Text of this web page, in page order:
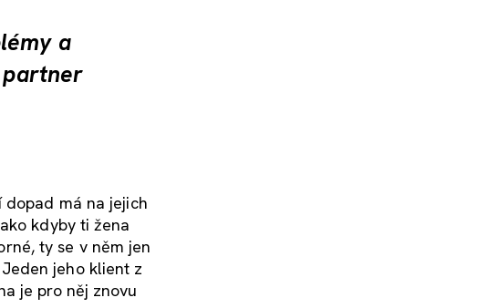
a
partner
dopad má na jejich
kdyby ti žena
ty se v něm jen
jeho klient z
je pro něj znovu